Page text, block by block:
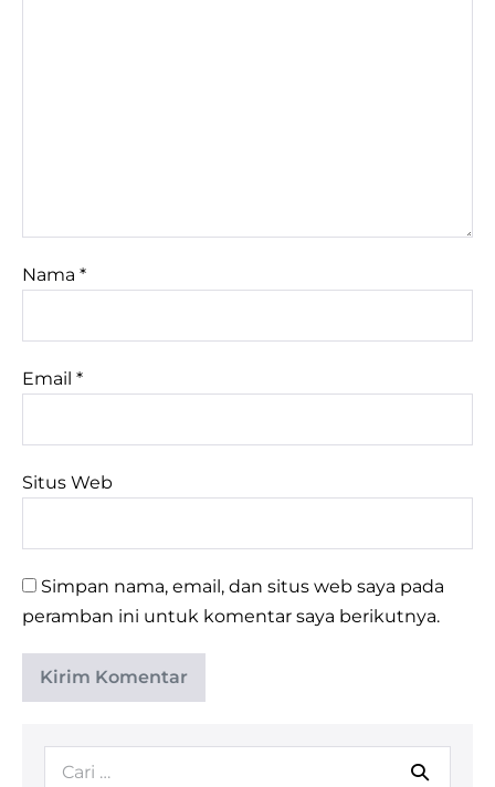
Nama *
Email *
Situs Web
Simpan nama, email, dan situs web saya pada
peramban ini untuk komentar saya berikutnya.